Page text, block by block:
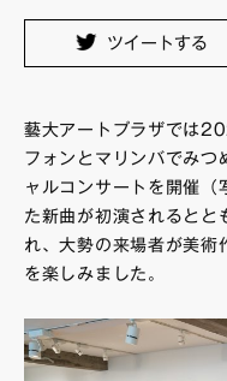
ツイートする
藝大アートプラザでは
フォンとマリンバでみつ
ャルコンサートを開催（
た新曲が初演されるとと
れ、大勢の来場者が美術
を楽しみました。